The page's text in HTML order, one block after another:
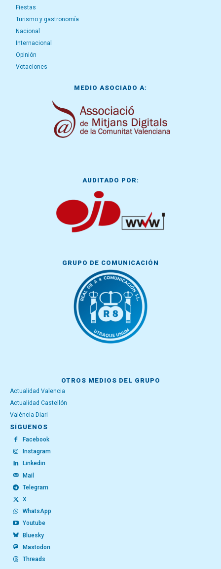
Fiestas
Turismo y gastronomía
Nacional
Internacional
Opinión
Votaciones
MEDIO ASOCIADO A:
AUDITADO POR:
GRUPO DE COMUNICACIÓN
OTROS MEDIOS DEL GRUPO
Actualidad Valencia
Actualidad Castellón
València Diari
SÍGUENOS
Facebook
Instagram
Linkedin
Mail
Telegram
X
WhatsApp
Youtube
Bluesky
Mastodon
Threads